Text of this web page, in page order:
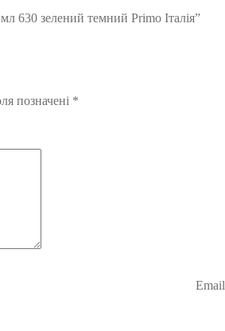
630 зелений темний Primo Італія”
позначені *
Email